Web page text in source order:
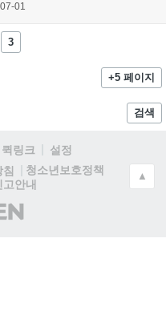
07-01
3
+5 페이지
검색
퀵링크
설정
청소년보호정책
안내
▲